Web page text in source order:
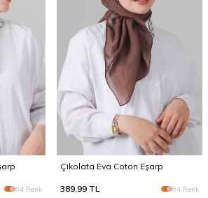
64 Renk
Çikolata Eva Coton Eşarp
389,99 TL 64 Renk